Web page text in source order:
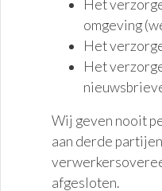
Het
omgeving
Het
Het
Wij geven nooit
aan derde
afgesloten.